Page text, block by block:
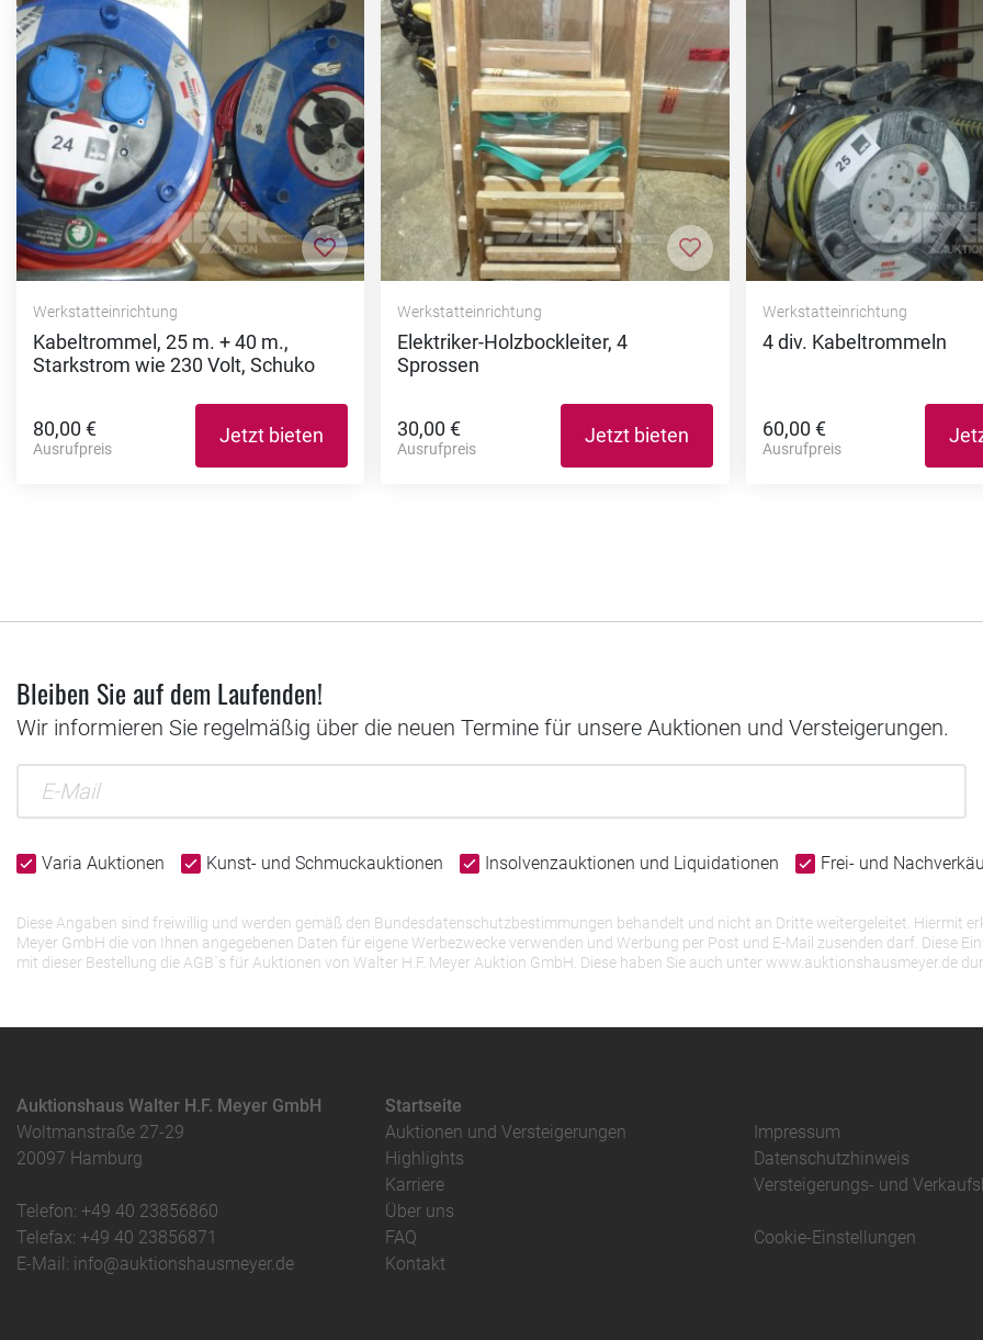
Zur Merkliste hinzufügen
Werkstatteinrichtung
Kabeltrommel, 25 m. + 40 m.,
Starkstrom wie 230 Volt, Schuko
80,00 €
Ausrufpreis
Jetzt bieten
Zur Merkliste hinzufügen
Werkstatteinrichtung
Elektriker-Holzbockleiter, 4
Sprossen
30,00 €
Ausrufpreis
Jetzt bieten
Werkstatteinrichtung
4 div. Kabeltrommeln
60,00 €
Ausrufpreis
Bleiben Sie auf dem Laufenden!
Wir informieren Sie regelmäßig über die neuen Termine für unsere Auktionen und Versteigerungen.
Varia Auktionen Kunst- und Schmuckauktionen Insolvenzauktionen und Liquidationen Frei- und
Diese Angaben sind freiwillig und werden gemäß den Bundesdatenschutzbestimmungen behandelt und nicht an Dritte weitergeleitet. Hiermit
Meyer GmbH die von Ihnen angegebenen Daten für eigene Werbezwecke verwenden und Werbung per Post und E-Mail zusenden darf. Diese
mit dieser Bestellung die AGB`s für Auktionen von Walter H.F. Meyer Auktion GmbH. Diese haben Sie auch unter www.auktionshausmeyer.de
Auktionshaus Walter H.F. Meyer GmbH
Woltmanstraße 27-29
20097 Hamburg
Telefon: +49 40 23856860
Telefax: +49 40 23856871
E-Mail: info@auktionshausmeyer.de
Startseite
Auktionen und Versteigerungen
Highlights
Karriere
Über uns
FAQ
Kontakt
Impressum
Datenschutzhinweis
Versteigerungs- und
Cookie-Einstellungen